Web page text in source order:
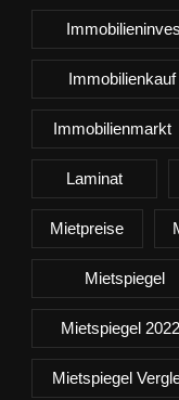
Immobilienkauf
Immobilienmarkt
Laminat
Mietpreise
Mietspiegel
Mietspiegel 2022
Mietspiegel